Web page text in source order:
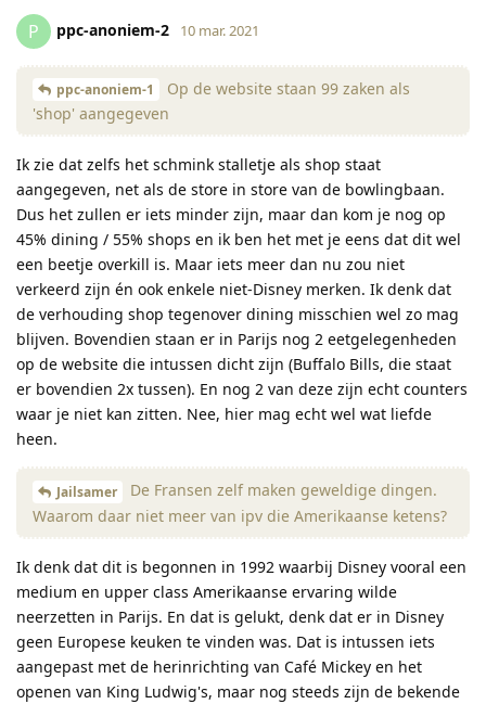
P ppc-anoniem-2 10 mar. 2021
ppc-anoniem-1
Op de website staan 99 zaken als
'shop' aangegeven
Ik zie dat zelfs het schmink stalletje als shop staat
aangegeven, net als de store in store van de bowlingbaan.
Dus het zullen er iets minder zijn, maar dan kom je nog op
45% dining / 55% shops en ik ben het met je eens dat dit wel
een beetje overkill is. Maar iets meer dan nu zou niet
verkeerd zijn én ook enkele niet-Disney merken. Ik denk dat
de verhouding shop tegenover dining misschien wel zo mag
blijven. Bovendien staan er in Parijs nog 2 eetgelegenheden
op de website die intussen dicht zijn (Buffalo Bills, die staat
er bovendien 2x tussen). En nog 2 van deze zijn echt counters
waar je niet kan zitten. Nee, hier mag echt wel wat liefde
heen.
Jailsamer
De Fransen zelf maken geweldige dingen.
Waarom daar niet meer van ipv die Amerikaanse ketens?
Ik denk dat dit is begonnen in 1992 waarbij Disney vooral een
medium en upper class Amerikaanse ervaring wilde
neerzetten in Parijs. En dat is gelukt, denk dat er in Disney
geen Europese keuken te vinden was. Dat is intussen iets
aangepast met de herinrichting van Café Mickey en het
openen van King Ludwig's, maar nog steeds zijn de bekende